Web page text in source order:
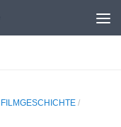
FILMGESCHICHTE /